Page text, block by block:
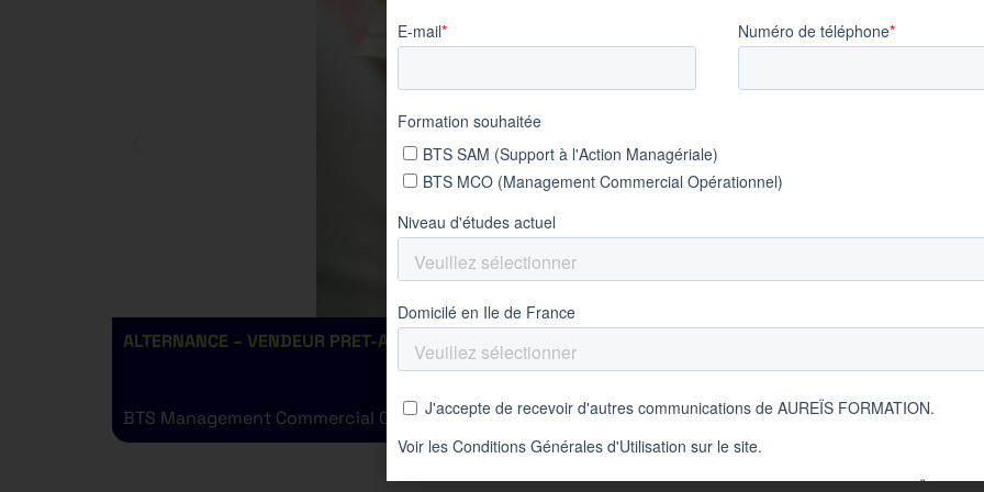
ALTERNANCE – VENDEUR PRET-A-PORTER H/F – BTS MCO
BTS Management Commercial Opérationnel